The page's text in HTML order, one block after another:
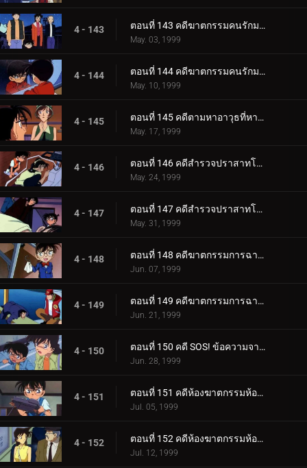
4 - 143 ตอนที่ 143 คดีฆาตกรรมคนรักมายากล (ภาคสงสัย)
May. 03, 1999
4 - 144 ตอนที่ 144 คดีฆาตกรรมคนรักมายากล (ภาคไขคดี)
May. 10, 1999
4 - 145 ตอนที่ 145 คดีตามหาอาวุธที่หายไป
May. 17, 1999
4 - 146 ตอนที่ 146 คดีสำรวจปราสาทโบราณ (ตอนแรก)
May. 24, 1999
4 - 147 ตอนที่ 147 คดีสำรวจปราสาทโบราณ (ตอนจบ)
May. 31, 1999
4 - 148 ตอนที่ 148 คดีฆาตกรรมการฉายภาพยนตร์ครั้งสุดท้าย (ตอนแรก)
Jun. 07, 1999
4 - 149 ตอนที่ 149 คดีฆาตกรรมการฉายภาพยนตร์ครั้งสุดท้าย (ตอนจบ)
Jun. 21, 1999
4 - 150 ตอนที่ 150 คดี SOS! ข้อความจากอายูมิ
Jun. 28, 1999
4 - 151 ตอนที่ 151 คดีห้องฆาตกรรมห้องปิดตายในคืนก่อนแต่งงาน (ตอนแรก)
Jul. 05, 1999
4 - 152 ตอนที่ 152 คดีห้องฆาตกรรมห้องปิดตายในคืนก่อนแต่งงาน (ตอนจบ)
Jul. 12, 1999